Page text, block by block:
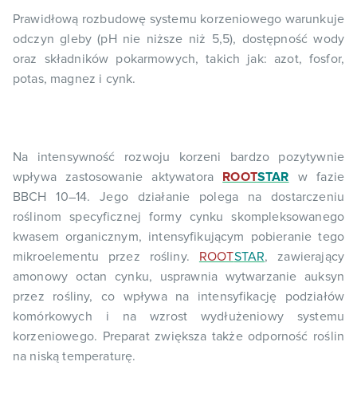
Prawidłową rozbudowę systemu korzeniowego warunkuje
odczyn gleby (pH nie niższe niż 5,5), dostępność wody
oraz składników pokarmowych, takich jak: azot, fosfor,
potas, magnez i cynk.
Na intensywność rozwoju korzeni bardzo pozytywnie
wpływa zastosowanie aktywatora
ROOTSTAR w fazie
BBCH 10–14. Jego działanie polega na dostarczeniu
roślinom specyficznej formy cynku skompleksowanego
kwasem organicznym, intensyfikującym pobieranie tego
mikroelementu przez rośliny.
ROOTSTAR, zawierający
amonowy octan cynku, usprawnia wytwarzanie auksyn
przez rośliny, co wpływa na intensyfikację podziałów
komórkowych i na wzrost wydłużeniowy systemu
korzeniowego. Preparat zwiększa także odporność roślin
na niską temperaturę.